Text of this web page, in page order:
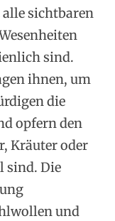
sichtbaren
sind.
ihnen, um
die
opfern den
Kräuter oder
sind. Die
und